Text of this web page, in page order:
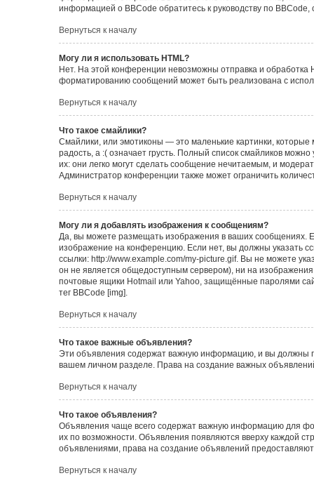
информацией о BBCode обратитесь к руководству по
Вернуться к началу
Могу ли я использовать HTML?
Нет. На этой конференции невозможны отправка и
форматированию сообщений может быть реализована с
Вернуться к началу
Что такое смайлики?
Смайлики, или эмотиконы — это маленькие картинки,
радость, а :( означает грусть. Полный список смайликов
их: они легко могут сделать сообщение нечитаемым, и
Администратор конференции также может ограничить
Вернуться к началу
Могу ли я добавлять изображения к сообщениям?
Да, вы можете размещать изображения в ваших сообщениях.
изображение на конференцию. Если нет, вы должны указать
ссылки: http://www.example.com/my-picture.gif. Вы не можете
он не является общедоступным сервером), ни на
почтовые ящики Hotmail или Yahoo, защищённые паролями
тег BBCode [img].
Вернуться к началу
Что такое важные объявления?
Эти объявления содержат важную информацию, и вы должны
вашем личном разделе. Права на создание важных
Вернуться к началу
Что такое объявления?
Объявления чаще всего содержат важную информацию для
их по возможности. Объявления появляются вверху каждой
объявлениями, права на создание объявлений
Вернуться к началу